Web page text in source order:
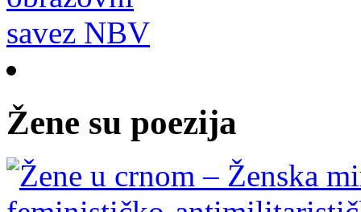
Žene su poezija